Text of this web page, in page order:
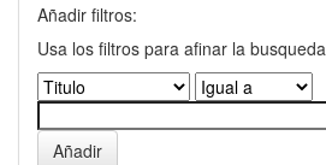
Añadir filtros:
Usa los filtros para afinar la